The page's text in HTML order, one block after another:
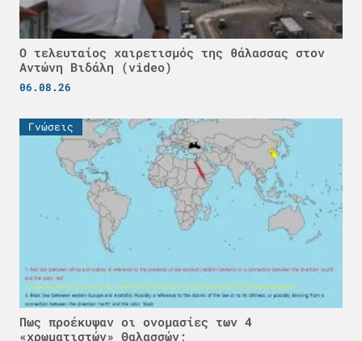
Ο τελευταίος χαιρετισμός της θάλασσας στον
Αντώνη Βιδάλη (video)
06.08.26
Γνώσεις
Πως προέκυψαν οι ονομασίες των 4
«χρωματιστών» Θαλασσών;